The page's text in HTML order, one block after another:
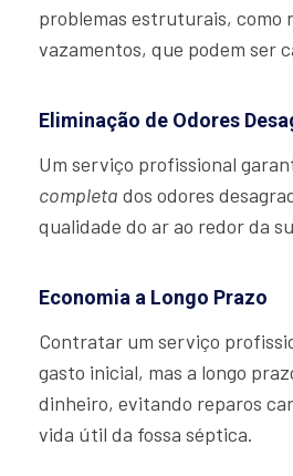
problemas estruturais, como
vazamentos, que podem ser
Eliminação de Odores
Um serviço profissional
completa dos odores
qualidade do ar ao redor da
Economia a Longo Prazo
Contratar um serviço
gasto inicial, mas a longo
dinheiro, evitando reparos
vida útil da fossa séptica.